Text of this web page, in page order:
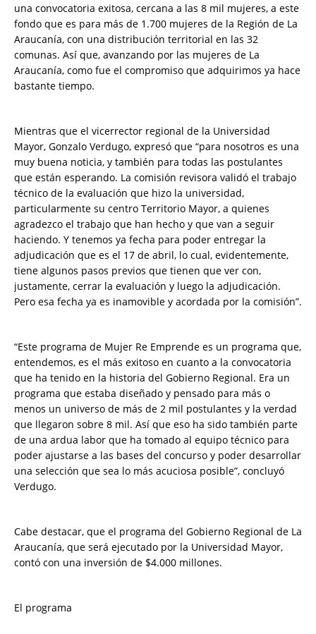
una convocatoria exitosa, cercana a las 8 mil mujeres, a este
fondo que es para más de 1.700 mujeres de la Región de La
Araucanía, con una distribución territorial en las 32
comunas. Así que, avanzando por las mujeres de La
Araucanía, como fue el compromiso que adquirimos ya hace
bastante tiempo.
Mientras que el vicerrector regional de la Universidad
Mayor, Gonzalo Verdugo, expresó que “para nosotros es una
muy buena noticia, y también para todas las postulantes
que están esperando. La comisión revisora validó el trabajo
técnico de la evaluación que hizo la universidad,
particularmente su centro Territorio Mayor, a quienes
agradezco el trabajo que han hecho y que van a seguir
haciendo. Y tenemos ya fecha para poder entregar la
adjudicación que es el 17 de abril, lo cual, evidentemente,
tiene algunos pasos previos que tienen que ver con,
justamente, cerrar la evaluación y luego la adjudicación.
Pero esa fecha ya es inamovible y acordada por la comisión”.
“Este programa de Mujer Re Emprende es un programa que,
entendemos, es el más exitoso en cuanto a la convocatoria
que ha tenido en la historia del Gobierno Regional. Era un
programa que estaba diseñado y pensado para más o
menos un universo de más de 2 mil postulantes y la verdad
que llegaron sobre 8 mil. Así que eso ha sido también parte
de una ardua labor que ha tomado al equipo técnico para
poder ajustarse a las bases del concurso y poder desarrollar
una selección que sea lo más acuciosa posible”, concluyó
Verdugo.
Cabe destacar, que el programa del Gobierno Regional de La
Araucanía, que será ejecutado por la Universidad Mayor,
contó con una inversión de $4.000 millones.
El programa